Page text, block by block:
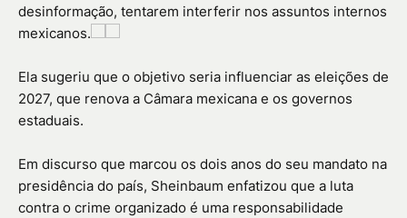
desinformação, tentarem interferir nos assuntos internos
mexicanos.
Ela sugeriu que o objetivo seria influenciar as eleições de
2027, que renova a Câmara mexicana e os governos
estaduais.
Em discurso que marcou os dois anos do seu mandato na
presidência do país, Sheinbaum enfatizou que a luta
contra o crime organizado é uma responsabilidade